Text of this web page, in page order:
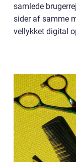
samlede
sider af samme
vellykket digital